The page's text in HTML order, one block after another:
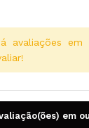
avaliações em
em